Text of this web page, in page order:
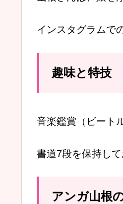
インスタグラムで
趣味と特技
音楽鑑賞（ビート
書道7段を保持し
アンガ山根